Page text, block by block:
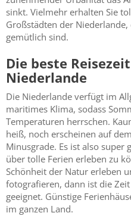
sinkt. Vielmehr erhalten Sie
Großstädten der
gemütlich sind.
Die beste
Niederlande
Die Niederlande verfügt im
maritimes Klima, sodass
Temperaturen herrschen.
heiß, noch erscheinen auf
Minusgrade. Es ist also super
über tolle Ferien erleben zu
Schönheit der Natur erleben
fotografieren, dann ist die
geeignet. Günstige
im ganzen Land.